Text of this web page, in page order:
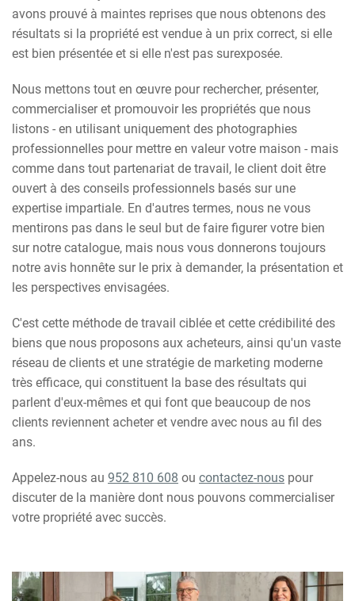
avons prouvé à maintes reprises que nous obtenons des
résultats si la propriété est vendue à un prix correct, si elle
est bien présentée et si elle n'est pas surexposée.
Nous mettons tout en œuvre pour rechercher, présenter,
commercialiser et promouvoir les propriétés que nous
listons - en utilisant uniquement des photographies
professionnelles pour mettre en valeur votre maison - mais
comme dans tout partenariat de travail, le client doit être
ouvert à des conseils professionnels basés sur une
expertise impartiale. En d'autres termes, nous ne vous
mentirons pas dans le seul but de faire figurer votre bien
sur notre catalogue, mais nous vous donnerons toujours
notre avis honnête sur le prix à demander, la présentation et
les perspectives envisagées.
C'est cette méthode de travail ciblée et cette crédibilité des
biens que nous proposons aux acheteurs, ainsi qu'un vaste
réseau de clients et une stratégie de marketing moderne
très efficace, qui constituent la base des résultats qui
parlent d'eux-mêmes et qui font que beaucoup de nos
clients reviennent acheter et vendre avec nous au fil des
ans.
Appelez-nous au 952 810 608 ou contactez-nous pour
discuter de la manière dont nous pouvons commercialiser
votre propriété avec succès.